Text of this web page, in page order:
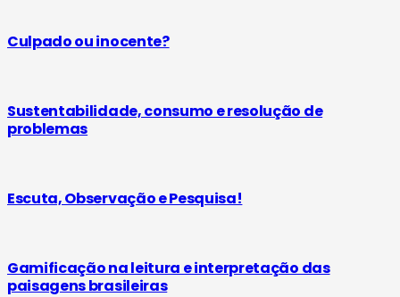
Culpado ou inocente?
Sustentabilidade, consumo e resolução de
problemas
Escuta, Observação e Pesquisa!
Gamificação na leitura e interpretação das
paisagens brasileiras